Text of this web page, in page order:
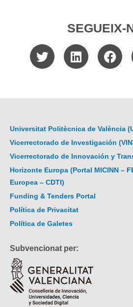
SEGUEIX-
Universitat Politècnica de València
Vicerrectorado de Investigación
Vicerrectorado de Innovación y
Horizonte Europa (Portal MICINN –
Europea – CDTI)
Funding & Tenders Portal
Política de Privacitat
Política de Galetes
Subvencionat per: